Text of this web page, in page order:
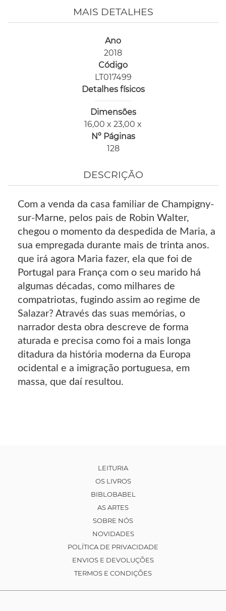
MAIS DETALHES
Ano
2018
Código
LT017499
Detalhes físicos
Dimensões
16,00 x 23,00 x
Nº Páginas
128
DESCRIÇÃO
Com a venda da casa familiar de Champigny-
sur-Marne, pelos pais de Robin Walter,
chegou o momento da despedida de Maria, a
sua empregada durante mais de trinta anos.
que irá agora Maria fazer, ela que foi de
Portugal para França com o seu marido há
algumas décadas, como milhares de
compatriotas, fugindo assim ao regime de
Salazar? Através das suas memórias, o
narrador desta obra descreve de forma
aturada e precisa como foi a mais longa
ditadura da história moderna da Europa
ocidental e a imigração portuguesa, em
massa, que daí resultou.
LEITURIA
OS LIVROS
BIBLOBABEL
AS ARTES
SOBRE NÓS
NOVIDADES
POLÍTICA DE PRIVACIDADE
ENVIOS E DEVOLUÇÕES
TERMOS E CONDIÇÕES